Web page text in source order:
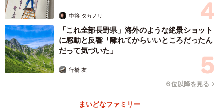
中将 タカノリ
「これ全部長野県」海外のような絶景ショット
に感動と反響「離れてからいいところだったん
だって気づいた」
行橋 友
６位以降を見る
まいどなファミリー